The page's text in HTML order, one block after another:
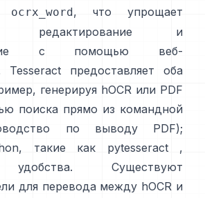
ocrx_word, что упрощает
редактирование и
с помощью веб-
Tesseract предоставляет оба
генерируя hOCR или PDF
поиска прямо из командной
по выводу PDF);
такие как
pytesseract
,
удобства. Существуют
для перевода между hOCR и